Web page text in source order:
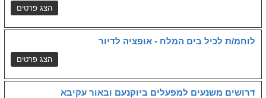
לוחמ/ת לכיל בים המלח - אופציה לדיור
דרושים משנעים למפעלים ביוקנעם ובאור עקיבא